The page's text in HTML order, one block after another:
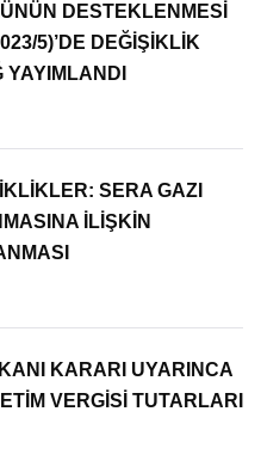
DESTEKLENMESİ
5)’DE DEĞİŞİKLİK
SERA GAZI
İLİŞKİN
KARARI UYARINCA
VERGİSİ TUTARLARI